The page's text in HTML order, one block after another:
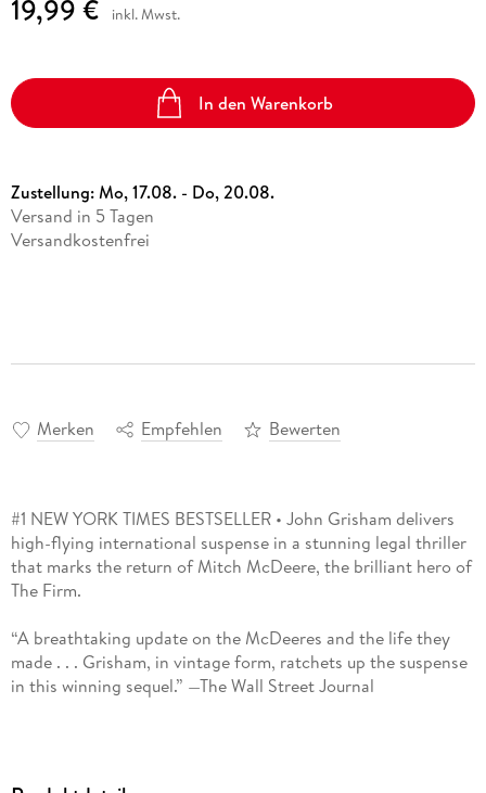
19,99 € inkl. Mwst.
In den Warenkorb
Zustellung:Mo, 17.08. - Do, 20.08.
Versand in 5 Tagen
Versandkostenfrei
Merken Empfehlen Bewerten
#1 NEW YORK TIMES BESTSELLER • John Grisham delivers
high-flying international suspense in a stunning legal thriller
that marks the return of Mitch McDeere, the brilliant hero of
The Firm.
“A breathtaking update on the McDeeres and the life they
made . . . Grisham, in vintage form, ratchets up the suspense
in this winning sequel.” —The Wall Street Journal